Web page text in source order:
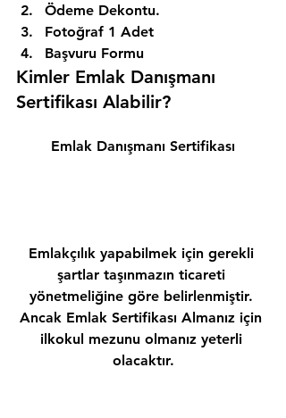
Ödeme Dekontu.
Fotoğraf 1 Adet
Başvuru Formu
Kimler Emlak Danışmanı
Sertifikası Alabilir?
Emlak Danışmanı Sertifikası
Emlakçılık yapabilmek için gerekli
şartlar taşınmazın ticareti
yönetmeliğine göre belirlenmiştir.
Ancak Emlak Sertifikası Almanız için
ilkokul mezunu olmanız yeterli
olacaktır.